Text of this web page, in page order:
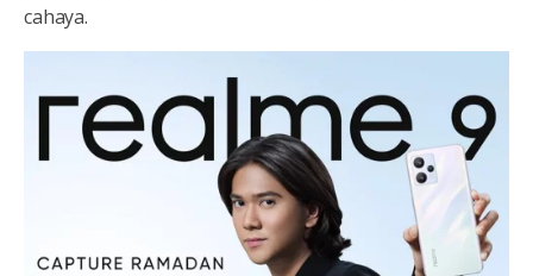
cahaya.